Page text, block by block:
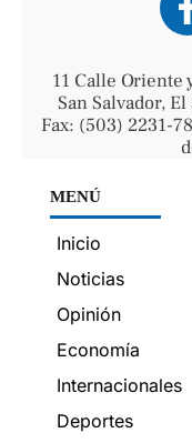
11 Calle Oriente
San Salvador,
Fax: (503) 2231-
MENÚ
Inicio
Noticias
Opinión
Economía
Internacionales
Deportes